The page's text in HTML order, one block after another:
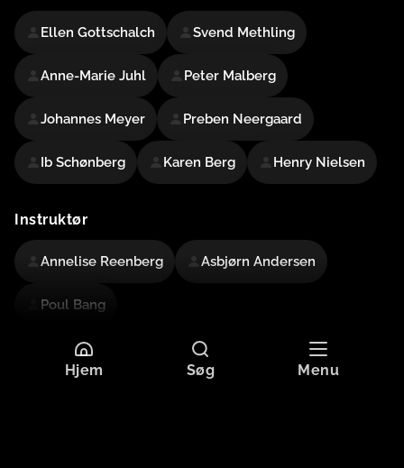
Ellen Gottschalch Svend Methling
Anne-Marie Juhl Peter Malberg
Johannes Meyer Preben Neergaard
Ib Schønberg Karen Berg Henry Nielsen
Instruktør
Annelise Reenberg Asbjørn Andersen
Poul Bang
Mere information
Hjem Søg Menu